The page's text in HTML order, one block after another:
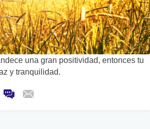
una gran positividad, entonces tu
y tranquilidad.